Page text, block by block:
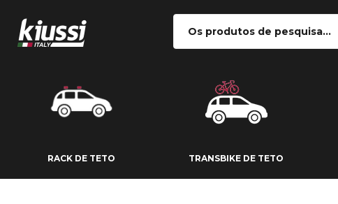
RACK DE TETO TRANSBIKE DE TETO
TRANSBIKE DE TETO